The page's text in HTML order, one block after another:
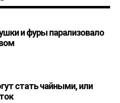
и фуры парализовало
стать чайными, или